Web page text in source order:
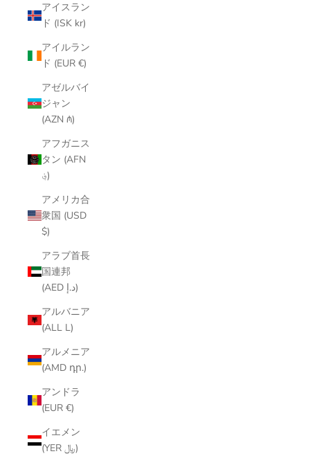
アイスラン
ド (ISK kr)
アイルラン
ド (EUR €)
アゼルバイ
ジャン
(AZN ₼)
アフガニス
タン (AFN
؋)
アメリカ合
衆国 (USD
$)
アラブ首長
国連邦
(AED د.إ)
アルバニア
(ALL L)
アルメニア
(AMD դր.)
アンドラ
(EUR €)
イエメン
(YER ﷼)